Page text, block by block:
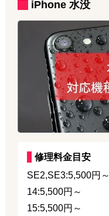
iPhone 水没
修理料金目安
SE2,SE3:5,500円～
14:5,500円～
15:5,500円～